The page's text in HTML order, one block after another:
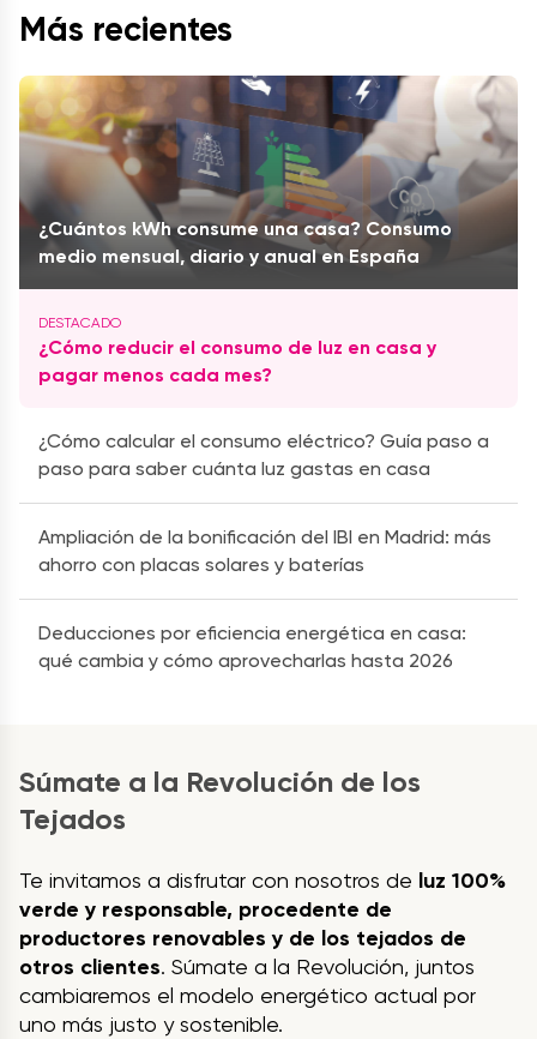
Más recientes
¿Cuántos kWh consume una casa? Consumo
medio mensual, diario y anual en España
¿Cómo reducir el consumo de luz en casa y
pagar menos cada mes?
¿Cómo calcular el consumo eléctrico? Guía paso a
paso para saber cuánta luz gastas en casa
Ampliación de la bonificación del IBI en Madrid: más
ahorro con placas solares y baterías
Deducciones por eficiencia energética en casa:
qué cambia y cómo aprovecharlas hasta 2026
Súmate a la Revolución de los
Tejados
Te invitamos a disfrutar con nosotros de luz 100%
verde y responsable, procedente de
productores renovables y de los tejados de
otros clientes. Súmate a la Revolución, juntos
cambiaremos el modelo energético actual por
uno más justo y sostenible.